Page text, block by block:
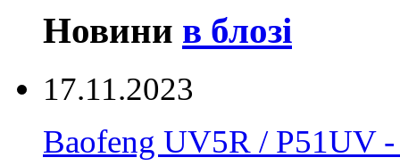
Новини в блозі
17.11.2023
Baofeng UV5R /